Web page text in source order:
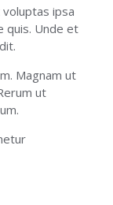
ipsa
quis. Unde et
Magnam ut
ut